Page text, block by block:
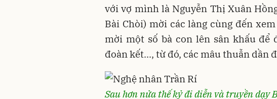
với vợ mình là Nguyễn Thị Xuân
Bài Chòi) mời các làng cùng đến
mời một số bà con lên sân khấu để
đoàn kết..., từ đó, các mâu thuẫn dần
Sau hơn nửa thế kỷ đi diễn và truyền dạy